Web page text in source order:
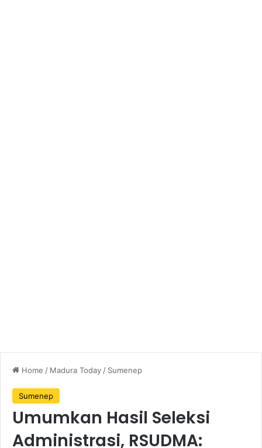
Home / Madura Today / Sumenep
Sumenep
Umumkan Hasil Seleksi
Administrasi, RSUDMA: